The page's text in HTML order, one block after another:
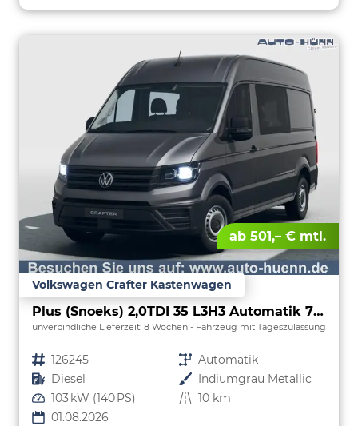
ab 501,– € mtl.
Volkswagen Crafter Kastenwagen
Plus (Snoeks) 2,0TDI 35 L3H3 Automatik 7 Sitzer Snoeks Mixto AHK Standh.
unverbindliche Lieferzeit: 8 Wochen Fahrzeug mit Tageszulassung
Fahrzeugnr. 126245 Getriebe Automatik
Kraftstoff Diesel Außenfarbe Indiumgrau Metallic
Leistung 103 kW (140 PS) Kilometerstand 10 km
01.08.2026